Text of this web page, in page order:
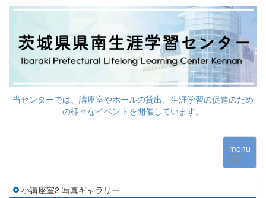
当センターでは、講座室やホールの貸出、生涯学習の促進のため
の様々なイベントを開催しています。
menu
小講座室2 写真ギャラリー